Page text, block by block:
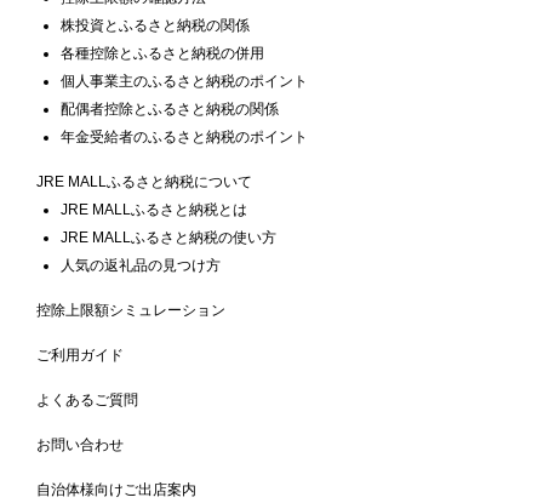
株投資とふるさと納税の関係
各種控除とふるさと納税の併用
個人事業主のふるさと納税のポイント
配偶者控除とふるさと納税の関係
年金受給者のふるさと納税のポイント
JRE MALLふるさと納税について
JRE MALLふるさと納税とは
JRE MALLふるさと納税の使い方
人気の返礼品の見つけ方
控除上限額シミュレーション
ご利用ガイド
よくあるご質問
お問い合わせ
自治体様向けご出店案内